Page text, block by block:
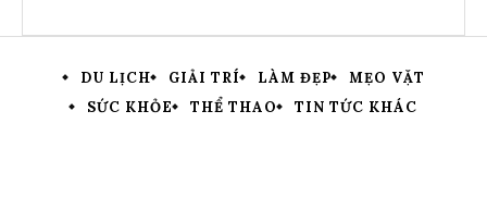
DU LỊCH GIẢI TRÍ LÀM ĐẸP
MẸO VẶT
SỨC KHỎE
THỂ THAO TIN TỨC KHÁC